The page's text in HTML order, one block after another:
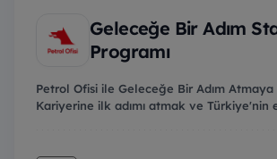
Geleceğe Bir Adım
Programı
Petrol Ofisi ile Geleceğe Bir Adım Atmaya
Kariyerine ilk adımı atmak ve Türkiye'nin